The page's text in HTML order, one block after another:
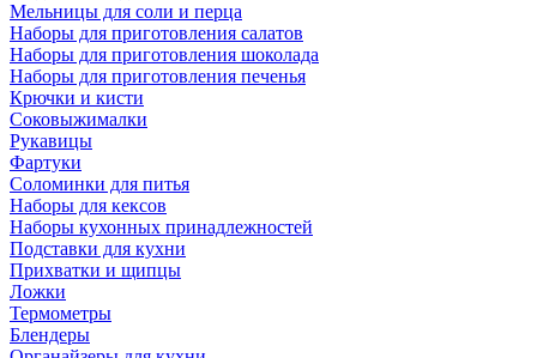
Мельницы для соли и перца
Наборы для приготовления салатов
Наборы для приготовления шоколада
Наборы для приготовления печенья
Крючки и кисти
Соковыжималки
Рукавицы
Фартуки
Соломинки для питья
Наборы для кексов
Наборы кухонных принадлежностей
Подставки для кухни
Прихватки и щипцы
Ложки
Термометры
Блендеры